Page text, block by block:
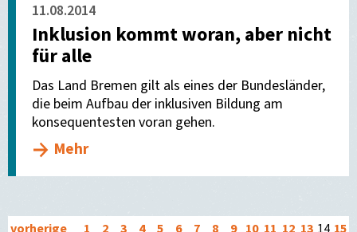
11.08.2014
Inklusion kommt woran, aber nicht
für alle
Das Land Bremen gilt als eines der Bundesländer,
die beim Aufbau der inklusiven Bildung am
konsequentesten voran gehen.
Mehr